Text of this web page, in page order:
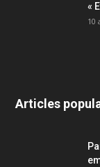
«
10
Articles